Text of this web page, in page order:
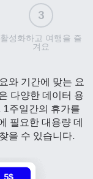
3
활성화하고 여행을 즐
겨요
와 기간에 맞는 요
다양한 데이터 용
1주일간의 휴가를
필요한 대용량 데
을 수 있습니다.